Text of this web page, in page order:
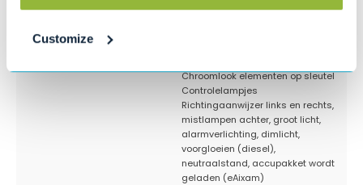
Customize
Chroomlook elementen op sleutel
Controlelampjes
Richtingaanwijzer links en rechts,
mistlampen achter, groot licht,
alarmverlichting, dimlicht,
voorgloeien (diesel),
neutraalstand, accupakket wordt
geladen (eAixam)